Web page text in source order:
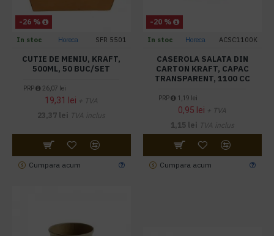
-26 %
In stoc Horeca SFR 5501
CUTIE DE MENIU, KRAFT,
500ML, 50 BUC/SET
PRP 26,07 lei
19,31 lei + TVA
23,37 lei TVA inclus
Cumpara acum
-20 %
In stoc Horeca ACSC1100K
CASEROLA SALATA DIN
CARTON KRAFT, CAPAC
TRANSPARENT, 1100 CC
PRP 1,19 lei
0,95 lei + TVA
1,15 lei TVA inclus
Cumpara acum